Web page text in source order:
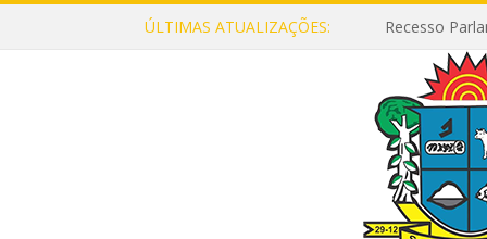
ÚLTIMAS ATUALIZAÇÕES: Recesso